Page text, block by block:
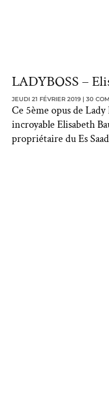
LADYBOSS –
JEUDI 21 FÉVRIER 2019 30
Ce 5ème opus de Lady
incroyable Elisabeth
propriétaire du Es